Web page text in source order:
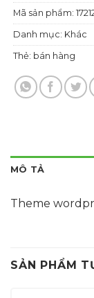
Mã sản phẩm:
Danh mục: Khác
Thẻ: bán hàng
MÔ TẢ
Theme
SẢN PHẨM